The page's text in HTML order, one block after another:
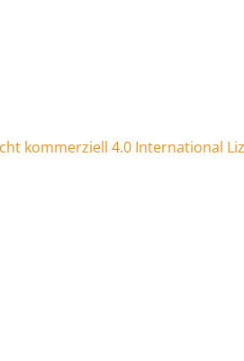
kommerziell 4.0 International